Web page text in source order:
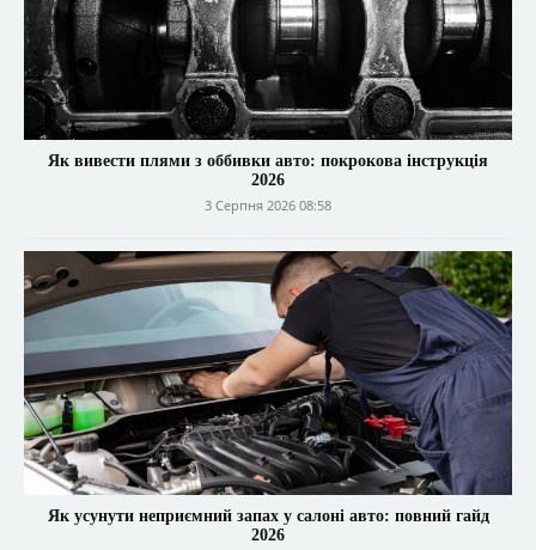
Як вивести плями з оббивки авто: покрокова інструкція
2026
3 Серпня 2026 08:58
Як усунути неприємний запах у салоні авто: повний гайд
2026